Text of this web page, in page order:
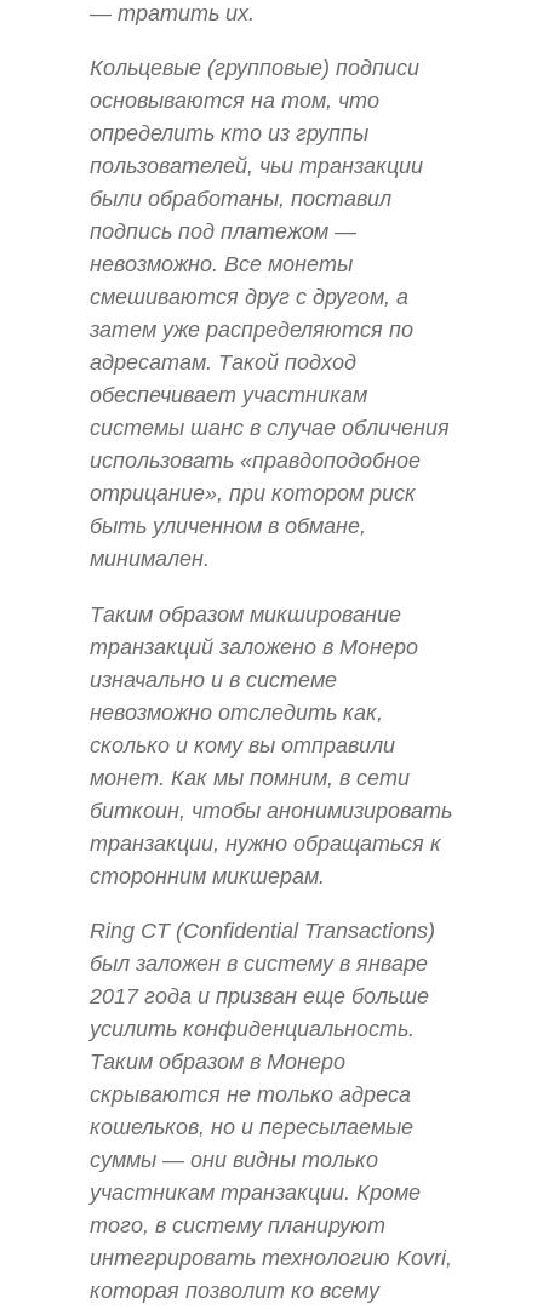
— тратить их.
Кольцевые (групповые) подписи
основываются на том, что
определить кто из группы
пользователей, чьи транзакции
были обработаны, поставил
подпись под платежом —
невозможно. Все монеты
смешиваются друг с другом, а
затем уже распределяются по
адресатам. Такой подход
обеспечивает участникам
системы шанс в случае обличения
использовать «правдоподобное
отрицание», при котором риск
быть уличенном в обмане,
минимален.
Таким образом микширование
транзакций заложено в Монеро
изначально и в системе
невозможно отследить как,
сколько и кому вы отправили
монет. Как мы помним, в сети
биткоин, чтобы анонимизировать
транзакции, нужно обращаться к
сторонним микшерам.
Ring CT (Confidential Transactions)
был заложен в систему в январе
2017 года и призван еще больше
усилить конфиденциальность.
Таким образом в Монеро
скрываются не только адреса
кошельков, но и пересылаемые
суммы — они видны только
участникам транзакции. Кроме
того, в систему планируют
интегрировать технологию Kovri,
которая позволит ко всему